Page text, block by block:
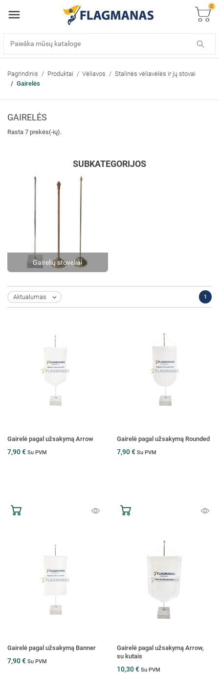
0
Pagrindinis Produktai Vėliavos
Stalinės vėliavėlės ir jų stovai
Gairelės
GAIRELĖS
Rasta 7 prekės(-ių).
SUBKATEGORIJOS
Gairelių stoveliai
Aktualumas  1
Gairelė pagal užsakymą Arrow
7,90 € Su PVM
Gairelė pagal užsakymą Rounded
7,90 € Su PVM
Gairelė pagal užsakymą Banner
7,90 € Su PVM
Gairelė pagal užsakymą Arrow,
su kutais
10,30 € Su PVM